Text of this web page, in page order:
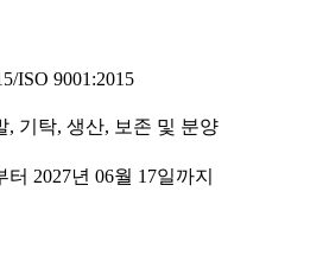
ISO 9001:2015
, 기탁, 생산, 보존 및 분양
터 2027년 06월 17일까지